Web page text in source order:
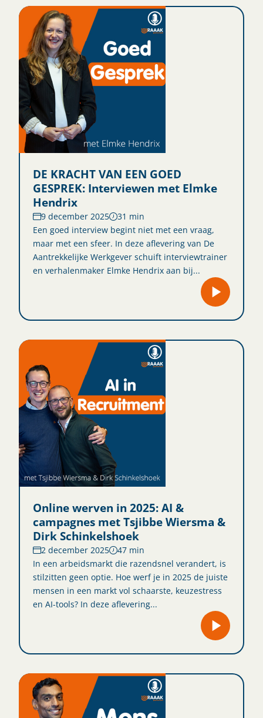
DE KRACHT VAN EEN GOED
GESPREK: Interviewen met Elmke
Hendrix
9 december 2025
31 min
Een goed interview begint niet met een vraag,
maar met een sfeer. In deze aflevering van De
Aantrekkelijke Werkgever schuift interviewtrainer
en verhalenmaker Elmke Hendrix aan bij...
Online werven in 2025: AI &
campagnes met Tsjibbe Wiersma &
Dirk Schinkelshoek
2 december 2025
47 min
In een arbeidsmarkt die razendsnel verandert, is
stilzitten geen optie. Hoe werf je in 2025 de juiste
mensen in een markt vol schaarste, keuzestress
en AI-tools? In deze aflevering...